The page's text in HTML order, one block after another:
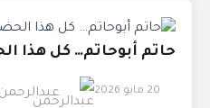
حاتم أبوحاتم… كل هذا
20 مايو 2026